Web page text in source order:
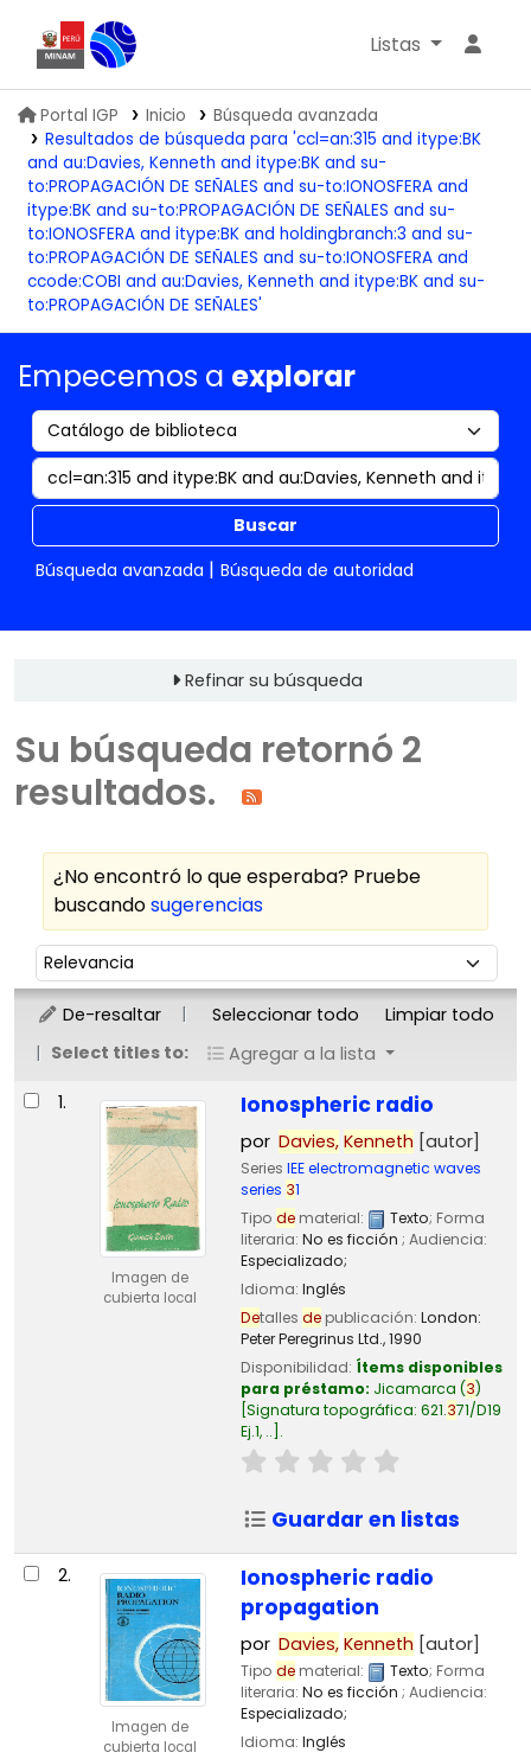
Biblioteca IGP
Listas
Portal IGP Inicio
Búsqueda avanzada
Resultados de búsqueda para 'ccl=an:315 and itype:BK
and au:Davies, Kenneth and itype:BK and su-
to:PROPAGACIÓN DE SEÑALES and su-to:IONOSFERA and
itype:BK and su-to:PROPAGACIÓN DE SEÑALES and su-
to:IONOSFERA and itype:BK and holdingbranch:3 and su-
to:PROPAGACIÓN DE SEÑALES and su-to:IONOSFERA and
ccode:COBI and au:Davies, Kenneth and itype:BK and su-
to:PROPAGACIÓN DE SEÑALES'
Empecemos a explorar
Buscar
Búsqueda avanzada
Búsqueda de autoridad
Refinar su búsqueda
Su búsqueda retornó 2
resultados.
¿No encontró lo que esperaba? Pruebe
buscandosugerencias
Ordenar
Ordenar por:
De-resaltar Seleccionar todo
Limpiar todo
Select titles to:
Agregar a la lista
Resultados
1.
Imagen de
cubierta local
Ionospheric radio
por Davies, Kenneth [autor]
Series IEE electromagnetic waves
series 31
Tipo dematerial: Texto; Forma
literaria: No es ficción ; Audiencia:
Especializado;
Idioma: Inglés
Detalles depublicación: London:
Peter Peregrinus Ltd.,1990
Disponibilidad: Ítems disponibles
para préstamo: Jicamarca (3)
Signatura topográfica: 621.371/D19
Ej.1, .. .
Guardar en listas
2.
Imagen de
cubierta local
Ionospheric radio
propagation
por Davies, Kenneth [autor]
Tipo dematerial: Texto; Forma
literaria: No es ficción ; Audiencia:
Especializado;
Idioma: Inglés